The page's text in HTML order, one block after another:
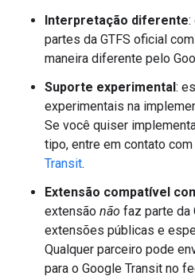
Interpretação diferente:
partes da GTFS oficial
maneira diferente pelo
Suporte experimental:
experimentais na
Se você quiser
tipo, entre em contato com
Transit.
Extensão compatível
extensão não faz parte da
extensões públicas e
Qualquer parceiro pode
para o Google Transit no